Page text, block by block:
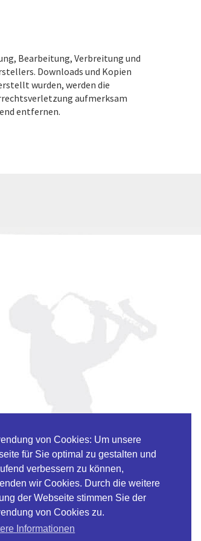
von Cookies: Um unsere
für Sie optimal zu gestalten und
verbessern zu können,
wir Cookies. Durch die weitere
der Webseite stimmen Sie der
von Cookies zu.
Informationen
Bearbeitung, Verbreitung und
Downloads und Kopien
wurden, werden die
aufmerksam
entfernen.